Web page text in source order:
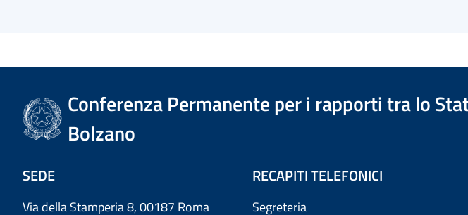
Conferenza Permanente per i rapporti tra lo
Bolzano
SEDE
Via della Stamperia 8, 00187 Roma
RECAPITI TELEFONICI
Segreteria